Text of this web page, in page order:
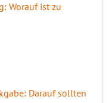
Worauf ist zu
Darauf sollten